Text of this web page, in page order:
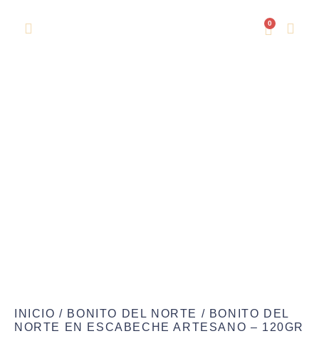
0
INICIO / BONITO DEL NORTE / BONITO DEL
NORTE EN ESCABECHE ARTESANO – 120GR